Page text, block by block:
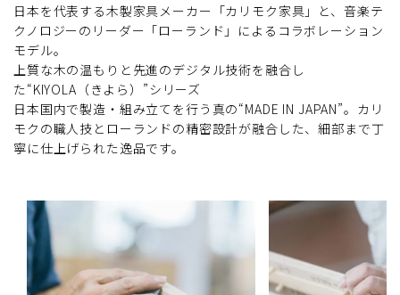
日本を代表する木製家具メーカー「カリモク家具」と、音楽テ
クノロジーのリーダー「ローランド」によるコラボレーション
モデル。
上質な木の温もりと先進のデジタル技術を融合し
た“KIYOLA（きよら）”シリーズ
日本国内で製造・組み立てを行う真の“MADE IN JAPAN”。カリ
モクの職人技とローランドの精密設計が融合した、細部まで丁
寧に仕上げられた逸品です。